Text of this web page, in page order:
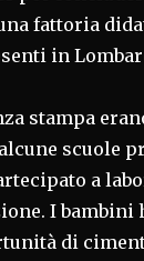
fattoria
in
stampa
scuole
a
I bambini
di